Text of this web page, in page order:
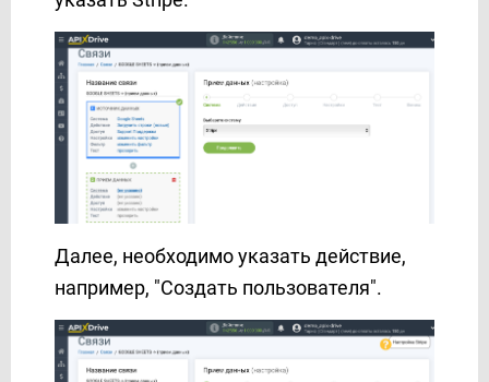
Instasent
Intel Telecom
Intercom
Jira Service Management
Jira Software
JSON
Kajabi
Karix
KeepinCRM
Далее, необходимо указать действие,
например, "Создать пользователя".